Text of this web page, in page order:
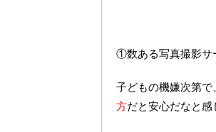
①数ある写真撮影サ
子どもの機嫌次第で
方だと安心だなと感